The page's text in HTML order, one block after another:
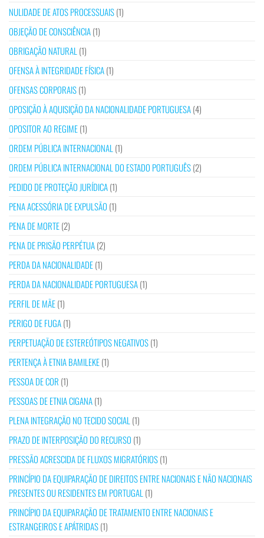
NULIDADE DE ATOS PROCESSUAIS(1)
OBJEÇÃO DE CONSCIÊNCIA(1)
OBRIGAÇÃO NATURAL (1)
OFENSA À INTEGRIDADE FÍSICA(1)
OFENSAS CORPORAIS(1)
OPOSIÇÃO À AQUISIÇÃO DA NACIONALIDADE PORTUGUESA(4)
OPOSITOR AO REGIME(1)
ORDEM PÚBLICA INTERNACIONAL (1)
ORDEM PÚBLICA INTERNACIONAL DO ESTADO PORTUGUÊS(2)
PEDIDO DE PROTEÇÃO JURÍDICA(1)
PENA ACESSÓRIA DE EXPULSÃO (1)
PENA DE MORTE(2)
PENA DE PRISÃO PERPÉTUA(2)
PERDA DA NACIONALIDADE(1)
PERDA DA NACIONALIDADE PORTUGUESA(1)
PERFIL DE MÃE(1)
PERIGO DE FUGA(1)
PERPETUAÇÃO DE ESTEREÓTIPOS NEGATIVOS(1)
PERTENÇA À ETNIA BAMILEKE(1)
PESSOA DE COR (1)
PESSOAS DE ETNIA CIGANA(1)
PLENA INTEGRAÇÃO NO TECIDO SOCIAL (1)
PRAZO DE INTERPOSIÇÃO DO RECURSO (1)
PRESSÃO ACRESCIDA DE FLUXOS MIGRATÓRIOS(1)
PRINCÍPIO DA EQUIPARAÇÃO DE DIREITOS ENTRE NACIONAIS E NÃO NACIONAIS
PRESENTES OU RESIDENTES EM PORTUGAL (1)
PRINCÍPIO DA EQUIPARAÇÃO DE TRATAMENTO ENTRE NACIONAIS E
ESTRANGEIROS E APÁTRIDAS(1)